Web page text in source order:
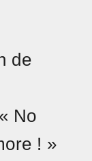
de
No
! »